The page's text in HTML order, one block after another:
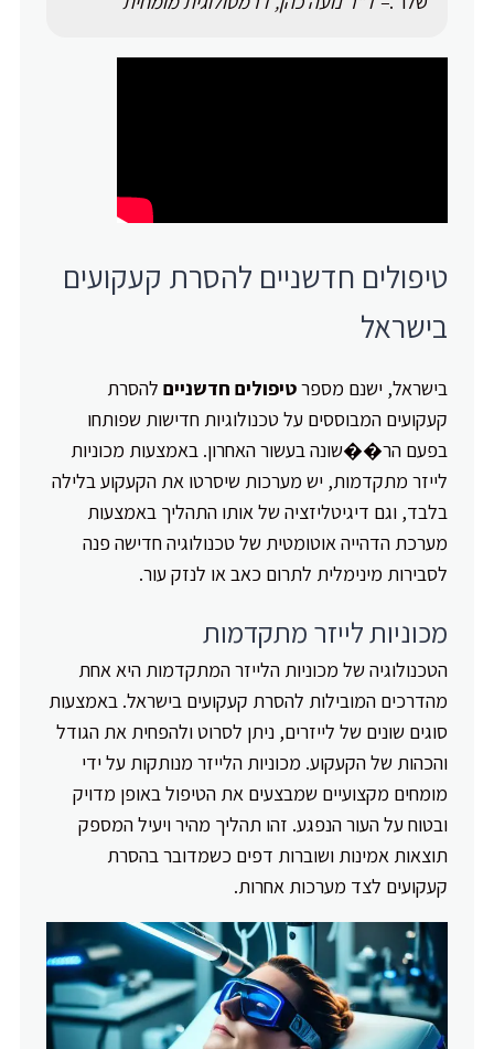
טיפולים חדשניים להסרת קעקועים
בישראל
בישראל, ישנם מספרטיפולים חדשנייםלהסרת
קעקועים המבוססים על טכנולוגיות חדישות שפותחו
בפעם הר��שונה בעשור האחרון. באמצעות מכוניות
לייזר מתקדמות, יש מערכות שיסרטו את הקעקוע בלילה
בלבד, וגם דיגיטליזציה של אותו התהליך באמצעות
מערכת הדהייה אוטומטית של טכנולוגיה חדישה פנה
לסבירות מינימלית לתרום כאב או לנזק עור.
מכוניות לייזר מתקדמות
הטכנולוגיה של מכוניות הלייזר המתקדמות היא אחת
מהדרכים המובילות להסרת קעקועים בישראל. באמצעות
סוגים שונים של לייזרים, ניתן לסרוט ולהפחית את הגודל
והכהות של הקעקוע. מכוניות הלייזר מנותקות על ידי
מומחים מקצועיים שמבצעים את הטיפול באופן מדויק
ובטוח על העור הנפגע. זהו תהליך מהיר ויעיל המספק
תוצאות אמינות ושוברות דפים כשמדובר בהסרת
קעקועים לצד מערכות אחרות.